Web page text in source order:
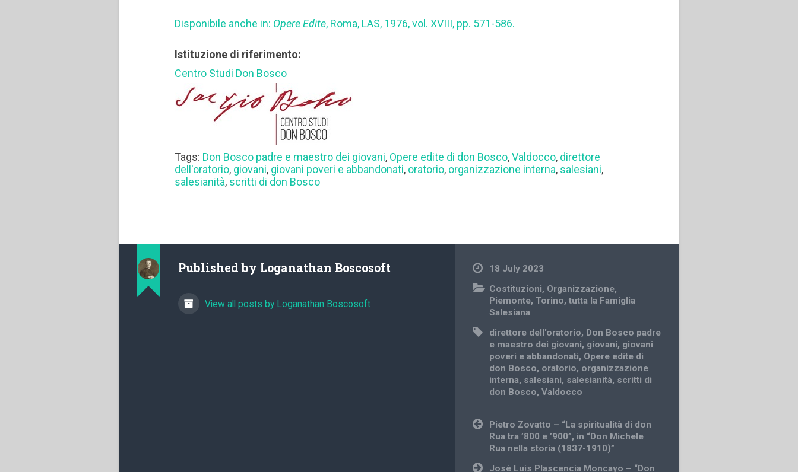
Disponibile anche in: Opere Edite, Roma, LAS, 1976, vol. XVIII, pp. 571-586.
Istituzione di riferimento:
Centro Studi Don Bosco
Tags: Don Bosco padre e maestro dei giovani, Opere edite di don Bosco,Valdocco, direttore
dell'oratorio, giovani, giovani poveri e abbandonati, oratorio, organizzazione interna, salesiani,
salesianità, scritti di don Bosco
Published by Loganathan Boscosoft
View all posts by Loganathan Boscosoft
18 July 2023
Costituzioni, Organizzazione,
Piemonte,Torino,tutta la Famiglia
Salesiana
direttore dell'oratorio, Don Bosco padre
e maestro dei giovani, giovani, giovani
poveri e abbandonati, Opere edite di
don Bosco, oratorio, organizzazione
interna, salesiani, salesianità, scritti di
don Bosco,Valdocco
Post
navigation
Pietro Zovatto – “La spiritualità di don
Rua tra ’800 e ’900”, in “Don Michele
Rua nella storia (1837-1910)”
José Luis Plascencia Moncayo – “Don